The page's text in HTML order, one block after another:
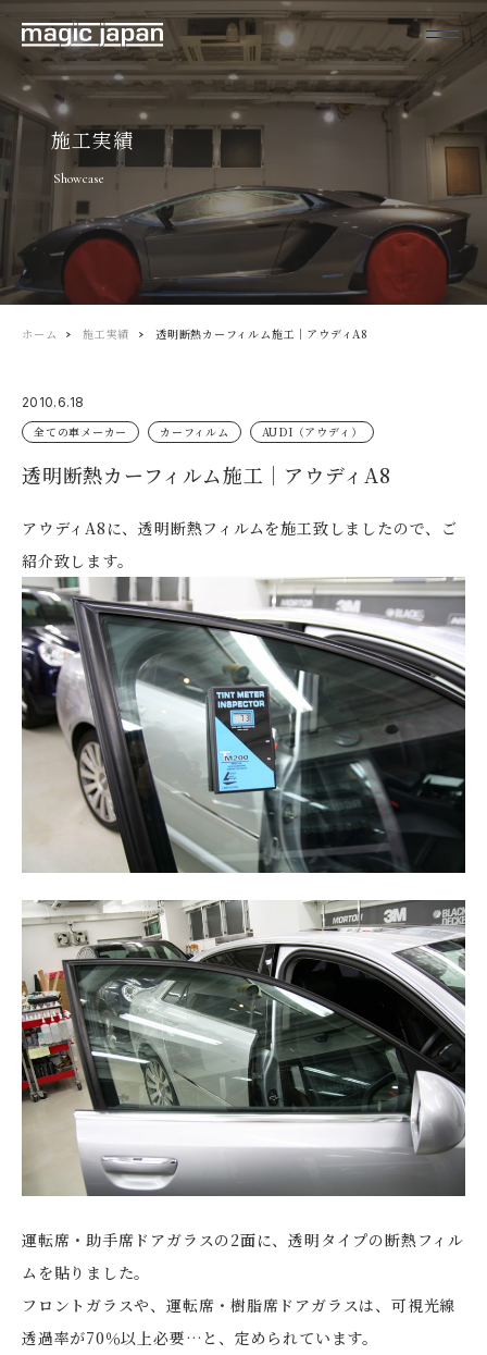
施工実績
Showcase
ホーム 施工実績 透明断熱カーフィルム施工｜アウディA8
2010.6.18
全ての車メーカー
カーフィルム AUDI（アウディ）
透明断熱カーフィルム施工｜アウディA8
アウディA8に、透明断熱フィルムを施工致しましたので、ご
紹介致します。
運転席・助手席ドアガラスの2面に、透明タイプの断熱フィル
ムを貼りました。
フロントガラスや、運転席・樹脂席ドアガラスは、可視光線
透過率が70％以上必要…と、定められています。